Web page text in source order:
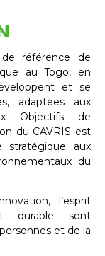
référence de
au Togo, en
et se
adaptées aux
Objectifs de
du CAVRIS est
stratégique aux
du
l’esprit
durable sont
et de la